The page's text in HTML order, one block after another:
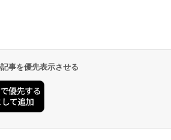
事を優先表示させる